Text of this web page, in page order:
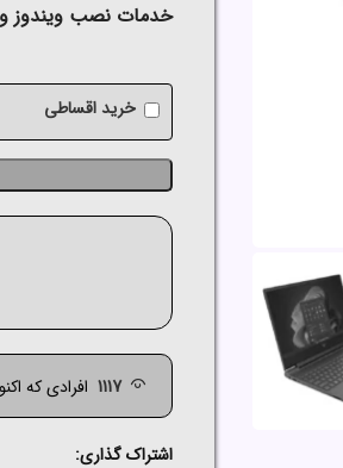
خدمات نصب ویندوز و
خرید اقساطی
566 افرادی که
اشتراک گذاری: